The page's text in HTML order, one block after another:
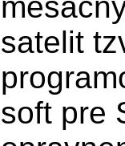
satelit
soft pre